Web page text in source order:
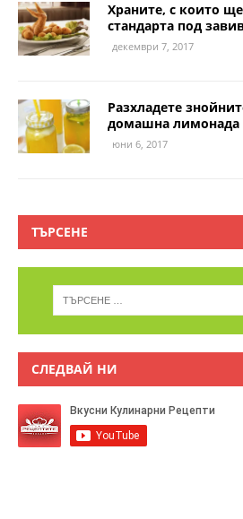
Храните, с които
стандарта под
декември 7, 2017
Разхладете
домашна лимонада
юни 6, 2017
ТЪРСЕНЕ
СЛЕДВАЙ НИ